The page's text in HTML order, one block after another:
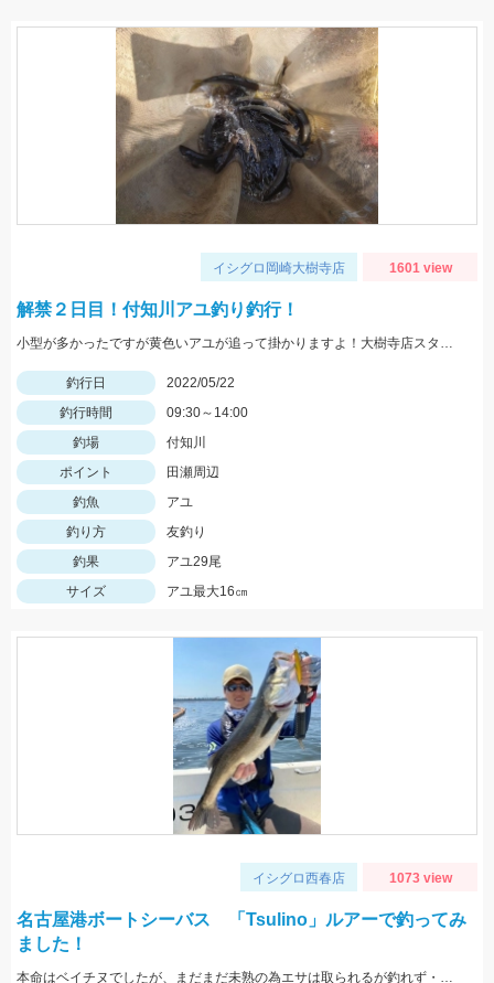
イシグロ岡崎大樹寺店 1601 view
解禁２日目！付知川アユ釣り釣行！
小型が多かったですが黄色いアユが追って掛かりますよ！大樹寺店スタッフ岩崎釣行
釣行日
2022/05/22
釣行時間
09:30～14:00
釣場
付知川
ポイント
田瀬周辺
釣魚
アユ
釣り方
友釣り
釣果
アユ29尾
サイズ
アユ最大16㎝
イシグロ西春店 1073 view
名古屋港ボートシーバス 「Tsulino」ルアーで釣ってみ
ました！
本命はベイチヌでしたが、まだまだ未熟の為エサは取られるが釣れず・・・